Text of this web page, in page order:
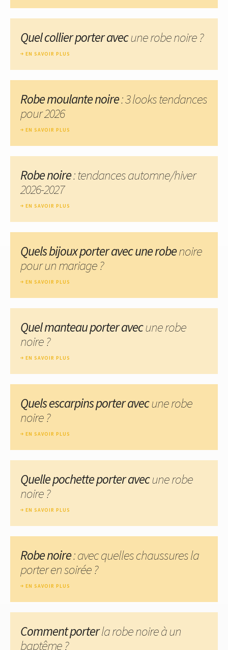
Quel collier porter avecune robe noire ?
EN SAVOIR PLUS
Robe moulante noire: 3 looks tendances
pour 2026
EN SAVOIR PLUS
Robe noire: tendances automne/hiver
2026-2027
EN SAVOIR PLUS
Quels bijoux porter avec une robenoire
pour un mariage ?
EN SAVOIR PLUS
Quel manteau porter avecune robe
noire ?
EN SAVOIR PLUS
Quels escarpins porter avecune robe
noire ?
EN SAVOIR PLUS
Quelle pochette porter avecune robe
noire ?
EN SAVOIR PLUS
Robe noire: avec quelles chaussures la
porter en soirée ?
EN SAVOIR PLUS
Comment porterla robe noire à un
baptême ?